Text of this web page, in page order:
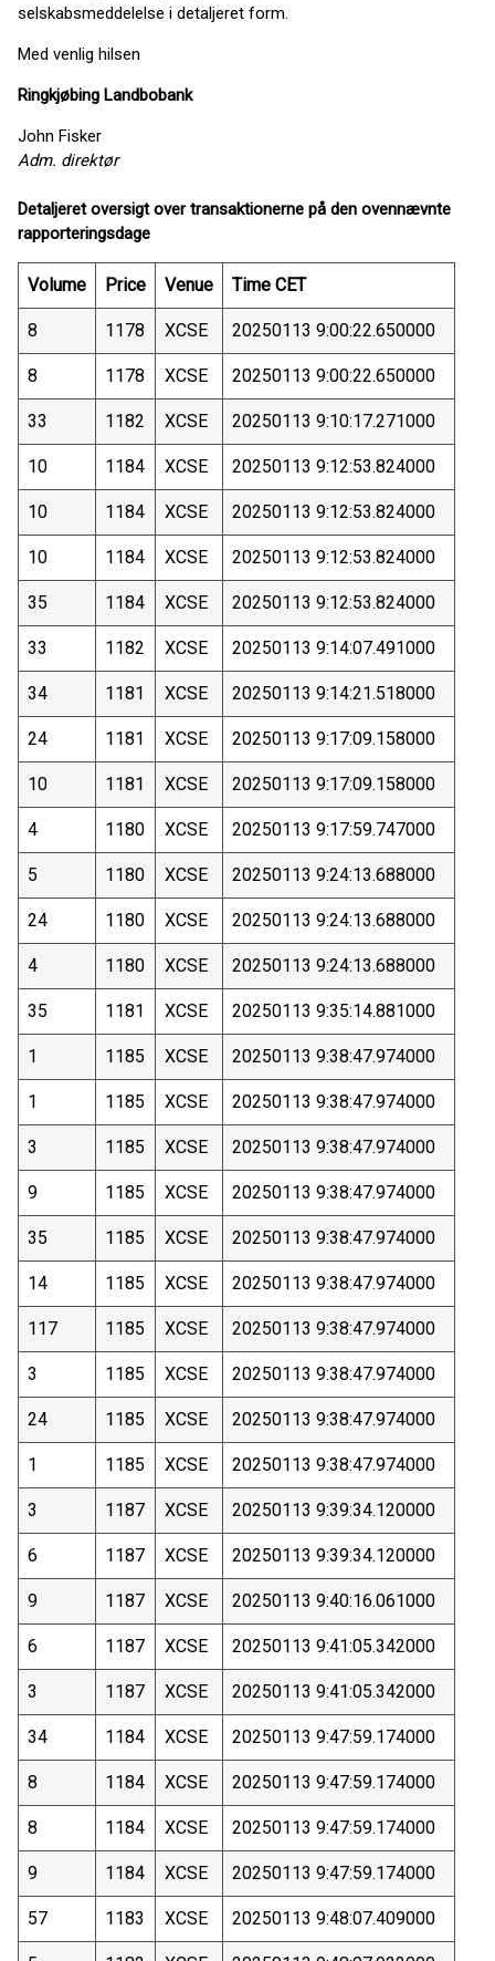
selskabsmeddelelse i detaljeret form.
Med venlig hilsen
Ringkjøbing Landbobank
John Fisker
Adm. direktør
Detaljeret oversigt over transaktionerne på den ovennævnte
rapporteringsdage
Volume Price Venue Time CET
8 1178 XCSE 20250113 9:00:22.650000
8 1178 XCSE 20250113 9:00:22.650000
33 1182 XCSE 20250113 9:10:17.271000
10 1184 XCSE 20250113 9:12:53.824000
10 1184 XCSE 20250113 9:12:53.824000
10 1184 XCSE 20250113 9:12:53.824000
35 1184 XCSE 20250113 9:12:53.824000
33 1182 XCSE 20250113 9:14:07.491000
34 1181 XCSE 20250113 9:14:21.518000
24 1181 XCSE 20250113 9:17:09.158000
10 1181 XCSE 20250113 9:17:09.158000
4 1180 XCSE 20250113 9:17:59.747000
5 1180 XCSE 20250113 9:24:13.688000
24 1180 XCSE 20250113 9:24:13.688000
4 1180 XCSE 20250113 9:24:13.688000
35 1181 XCSE 20250113 9:35:14.881000
1 1185 XCSE 20250113 9:38:47.974000
1 1185 XCSE 20250113 9:38:47.974000
3 1185 XCSE 20250113 9:38:47.974000
9 1185 XCSE 20250113 9:38:47.974000
35 1185 XCSE 20250113 9:38:47.974000
14 1185 XCSE 20250113 9:38:47.974000
117 1185 XCSE 20250113 9:38:47.974000
3 1185 XCSE 20250113 9:38:47.974000
24 1185 XCSE 20250113 9:38:47.974000
1 1185 XCSE 20250113 9:38:47.974000
3 1187 XCSE 20250113 9:39:34.120000
6 1187 XCSE 20250113 9:39:34.120000
9 1187 XCSE 20250113 9:40:16.061000
6 1187 XCSE 20250113 9:41:05.342000
3 1187 XCSE 20250113 9:41:05.342000
34 1184 XCSE 20250113 9:47:59.174000
8 1184 XCSE 20250113 9:47:59.174000
8 1184 XCSE 20250113 9:47:59.174000
9 1184 XCSE 20250113 9:47:59.174000
57 1183 XCSE 20250113 9:48:07.409000